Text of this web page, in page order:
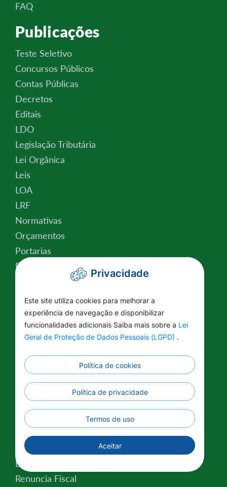
FAQ
Publicações
Teste Seletivo
Concursos Públicos
Contas Públicas
Decretos
Editais
LDO
Legislação Tributária
Lei Orgânica
Leis
LOA
LRF
Normativas
Orçamentos
Portarias
PPA
Plano Diretor
ISSQN
Balancetes
Gestão de Pessoas
LDA
Valor da Terra Nua
Conselho Tutelar
Relatório de Atividades
Plano Estratégico Institucional
Saúde
Educação
Renuncia Fiscal
Privacidade
Este site utiliza cookies para melhorar a
experiência de navegação e disponibilizar
funcionalidades adicionais Saiba mais sobre a Lei
Geral de Proteção de Dados Pessoais (LGPD) .
Política de cookies
Política de privacidade
Termos de uso
Aceitar